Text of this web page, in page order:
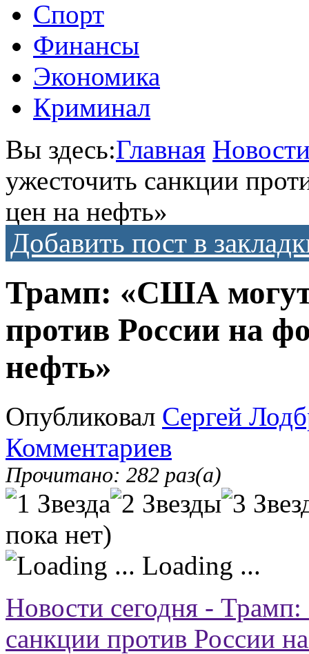
Спорт
Финансы
Экономика
Криминал
Вы здесь:Главная
ужесточить санкции
цен на нефть»
Добавить пост в
Трамп: «США могут
против России на
нефть»
Опубликовал Сергей
Комментариев
Прочитано: 282 раз(а)
пока нет)
Loading ...
Новости сегодня -
санкции против России